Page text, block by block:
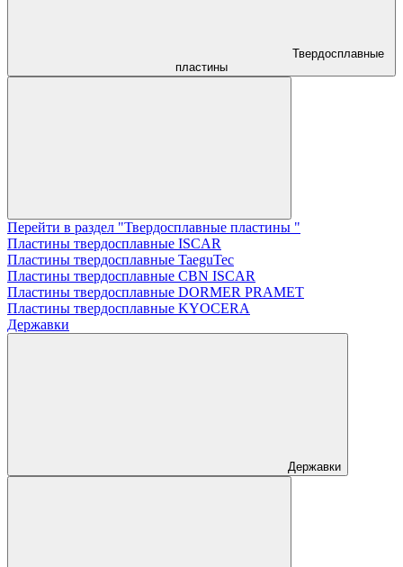
Твердосплавные
пластины
Перейти в раздел "Твердосплавные пластины "
Пластины твердосплавные ISCAR
Пластины твердосплавные TaeguTec
Пластины твердосплавные CBN ISCAR
Пластины твердосплавные DORMER PRAMET
Пластины твердосплавные KYOCERA
Державки
Державки